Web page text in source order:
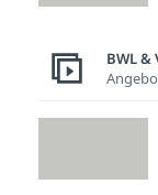
BWL &